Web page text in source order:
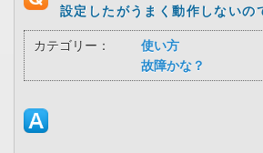
設定したがうまく動作しないの
カテゴリー：
使い方
故障かな？